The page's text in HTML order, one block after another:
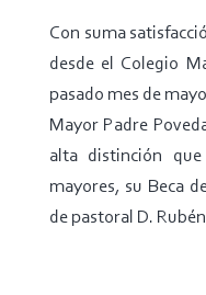
Con suma
desde el Colegio
pasado mes de
Mayor Padre
alta distinción
mayores, su Beca
de pastoral D.